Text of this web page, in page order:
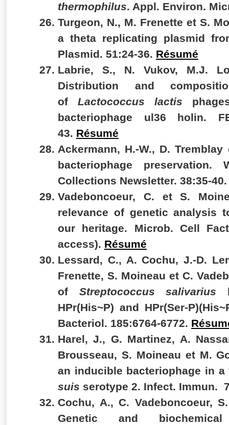
thermophilus. Appl. Environ.
Turgeon, N., M. Frenette et S.
a theta replicating plasmid
Plasmid. 51:24-36. Résumé
Labrie, S., N. Vukov, M.J.
Distribution and
of
Lactococcus lactis
bacteriophage ul36 holin.
43. Résumé
Ackermann, H.-W., D. Tremblay
bacteriophage
Collections Newsletter. 38:35-40.
Vadeboncoeur, C. et
S.
relevance of genetic analysis
our heritage. Microb. Cell
access). Résumé
Lessard, C., A. Cochu, J.-D.
Frenette, S. Moineau et C.
of
Streptococcus salivarius
HPr(His~P) and HPr(Ser-
Bacteriol. 185:6764-6772.
Harel, J., G. Martinez, A.
Brousseau, S. Moineau et M.
an inducible bacteriophage in
suis serotype 2. Infect. Immun.
Cochu, A., C. Vadeboncoeur,
Genetic and